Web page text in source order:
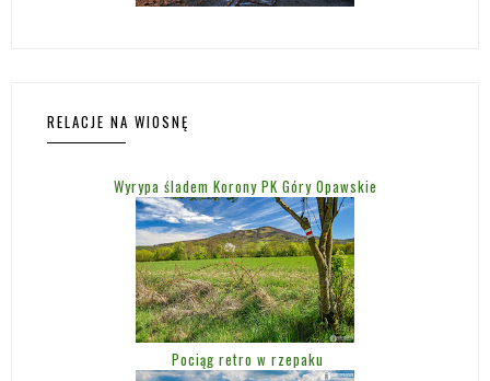
RELACJE NA WIOSNĘ
Wyrypa śladem Korony PK Góry Opawskie
Pociąg retro w rzepaku